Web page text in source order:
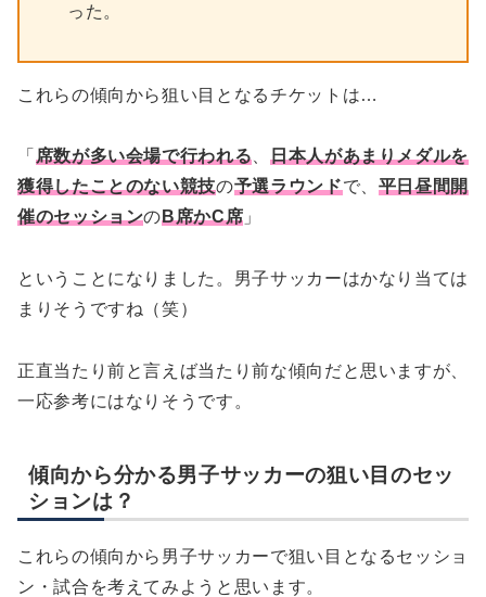
った。
これらの傾向から狙い目となるチケットは…
「 席数が多い会場で行われる
日本人があまりメダルを
獲得したことのない競技の予選ラウンドで、 平日昼間開
催のセッションのB席かC席 」
ということになりました。男子サッカーはかなり当ては
まりそうですね（笑）
正直当たり前と言えば当たり前な傾向だと思いますが、
一応参考にはなりそうです。
傾向から分かる男子サッカーの狙い目のセッ
ションは？
これらの傾向から男子サッカーで狙い目となるセッショ
ン・試合を考えてみようと思います。